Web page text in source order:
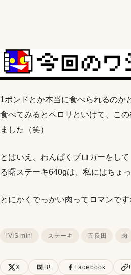
1ポンドとか本当に食べられるのか
食べてみるとペロリといけて、こ
ました（笑）
とはいえ、わんぱくブロガーをし
る曙ステーキ640gは、私にはちょ
とにかくでっかい肉ってロマンです
iVIS mini ステーキ 五反田 肉
X B! Facebook